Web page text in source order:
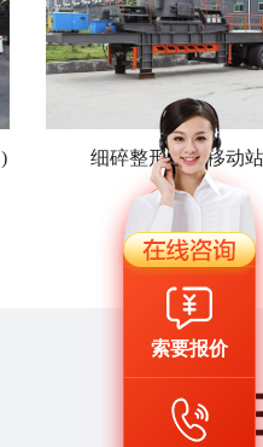
细碎整形筛分移动站
索要报价